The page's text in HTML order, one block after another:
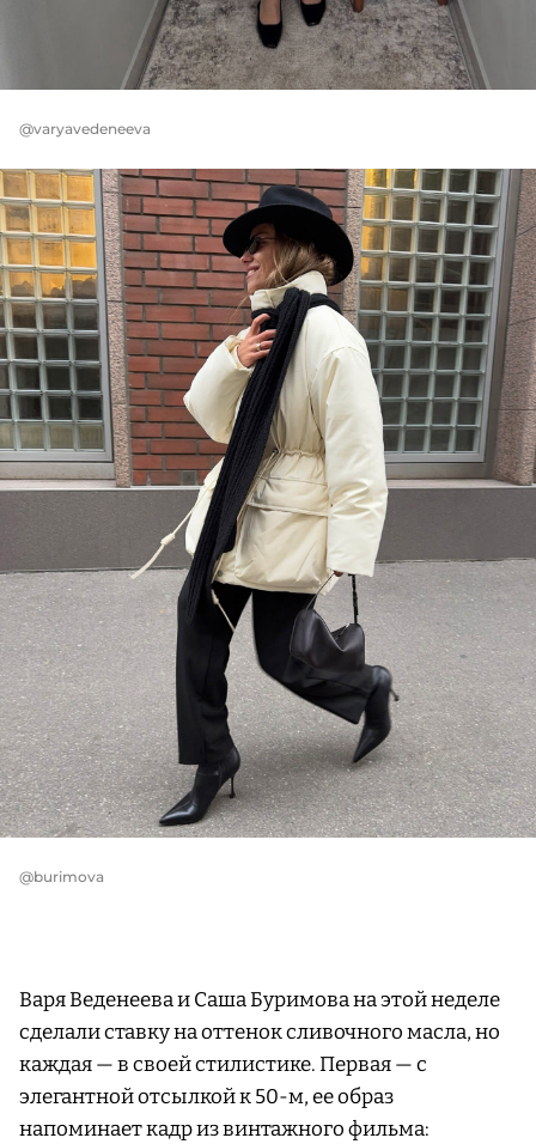
@varyavedeneeva
@burimova
Варя Веденеева и Саша Буримова на этой неделе
сделали ставку на оттенок сливочного масла, но
каждая — в своей стилистике. Первая — с
элегантной отсылкой к 50-м, ее образ
напоминает кадр из винтажного фильма: